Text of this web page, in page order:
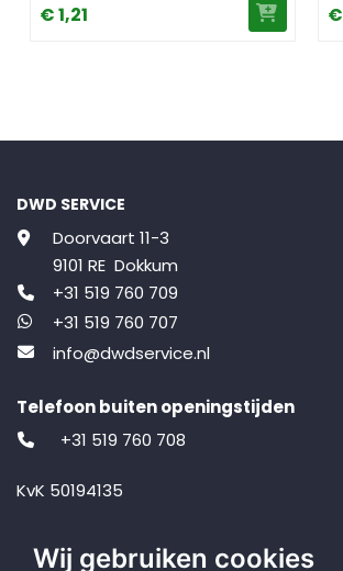
€1,21 €
DWD SERVICE
Doorvaart 11-3
9101 RE Dokkum
+31 519 760 709
+31 519 760 707
info@dwdservice.nl
Telefoon buiten openingstijden
+31 519 760 708
KvK 50194135
Volg ons op Facebook
Volg ons op Instagram
Wij gebruiken cookies